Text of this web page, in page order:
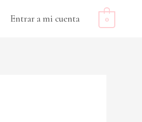
Entrar a mi cuenta 0